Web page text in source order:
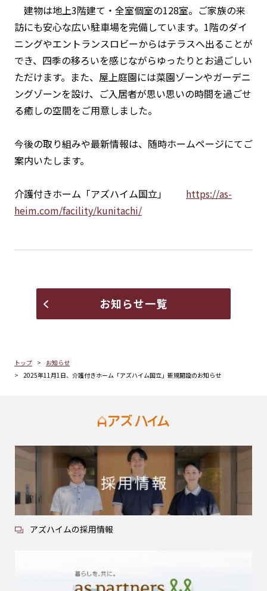
トップ
お知らせ
2025年11月1日、介護付きホーム「アズハイム国立」新規開設のお知らせ
建物は地上3階建て・全室個室の128室。ご家族の来
訪にも安心な広い駐車場を完備しています。1階のダイ
ニングやエントランスロビーからはテラスへ出ることが
でき、四季の移ろいを感じながらゆったりとお過ごしい
ただけます。また、屋上庭園には菜園ゾーンやガーデニ
ングゾーンを設け、ご入居者が思い思いの時間を過ごせ
る癒しの空間をご用意しました。
今後の取り組みや最新情報は、随時ホームページにてご
案内いたします。
介護付きホーム「アズハイム国立」 https://as-
heim.com/facility/kunitachi/
お知らせ一覧
アズハイムの採用情報